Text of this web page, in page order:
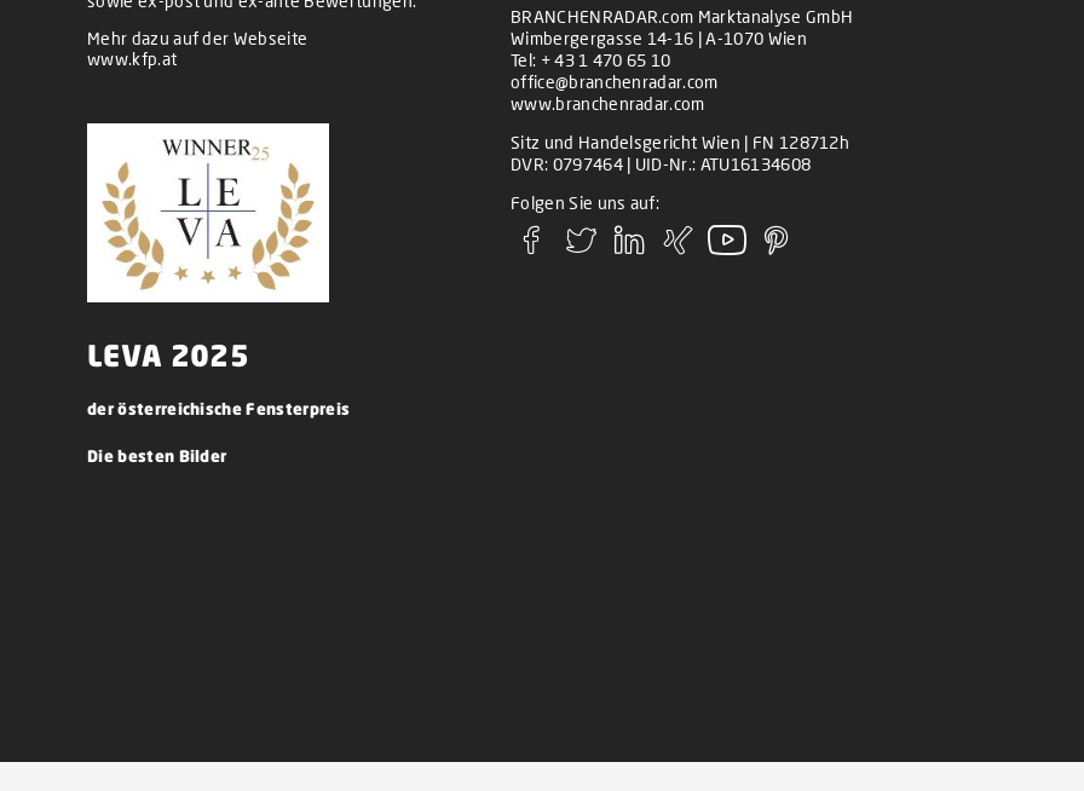
Mehr dazu auf der Webseite
www.kfp.at
LEVA 2025
der österreichische Fensterpreis
Die besten Bilder
BRANCHENRADAR.com Marktanalyse GmbH
Wimbergergasse 14-16 | A-1070 Wien
Tel: + 43 1 470 65 10
office@branchenradar.com
www.branchenradar.com
Sitz und Handelsgericht Wien | FN 128712h
DVR: 0797464 | UID-Nr.: ATU16134608
Folgen Sie uns auf: